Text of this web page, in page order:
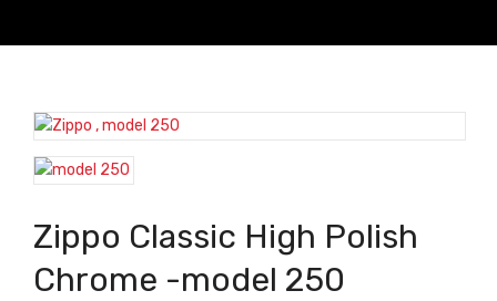
Zippo Classic High Polish
Chrome -model 250